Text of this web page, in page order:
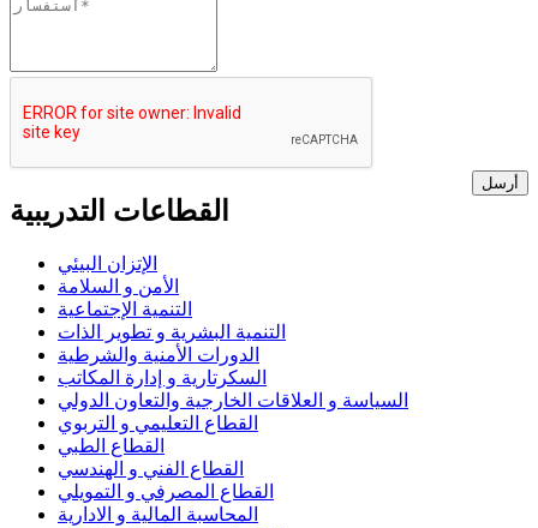
أرسل
القطاعات التدريبية
الإتزان البيئي
الأمن و السلامة
التنمية الإجتماعية
التنمية البشرية و تطوير الذات
الدورات الأمنية والشرطية
السكرتارية و إدارة المكاتب
السياسة و العلاقات الخارجية والتعاون الدولي
القطاع التعليمي و التربوي
القطاع الطبي
القطاع الفني و الهندسي
القطاع المصرفي و التمويلي
المحاسبة المالية و الادارية